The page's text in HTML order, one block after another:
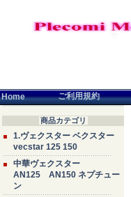
Home ご利用規約
商品カテゴリ
1.ヴェクスター ベクスター
vecstar 125 150
中華ヴェクスター
AN125 AN150 ネプチュー
ン